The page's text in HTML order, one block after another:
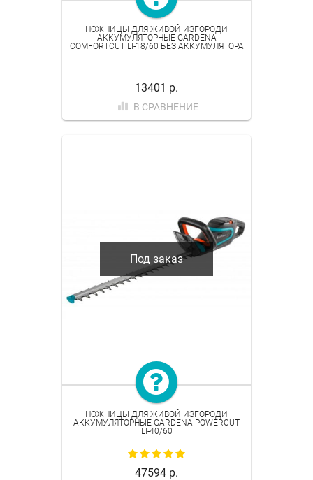
НОЖНИЦЫ ДЛЯ ЖИВОЙ ИЗГОРОДИ
АККУМУЛЯТОРНЫЕ GARDENA
COMFORTCUT LI-18/60 БЕЗ АККУМУЛЯТОРА
13401 р.
В СРАВНЕНИЕ
Под заказ
НОЖНИЦЫ ДЛЯ ЖИВОЙ ИЗГОРОДИ
АККУМУЛЯТОРНЫЕ GARDENA POWERCUT
LI-40/60
47594 р.